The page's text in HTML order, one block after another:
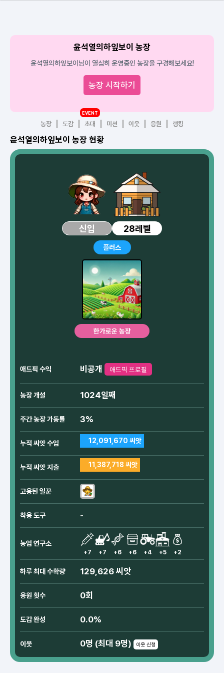
윤석열의하잎보이 농장
윤석열의하잎보이님이 열심히 운영중인 농장을 구경해보세요!
농장 시작하기
농장 도감 초대
EVENT
미션 이웃 응원 랭킹
윤석열의하잎보이 농장 현황
신입 28레벨
플러스
한가로운 농장
애드픽 수익 비공개 애드픽 프로필
농장 개설 1024일째
주간 농장 가동률 3%
누적 씨앗 수입 12,091,670 씨앗
누적 씨앗 지출 11,387,718 씨앗
고용된 일꾼
착용 도구 -
농업 연구소
+7 +7 +6 +6 +4 +5 +2
하루 최대 수확량 129,626 씨앗
응원 횟수 0회
도감 완성 0.0%
이웃 0명 (최대 9명) 이웃 신청